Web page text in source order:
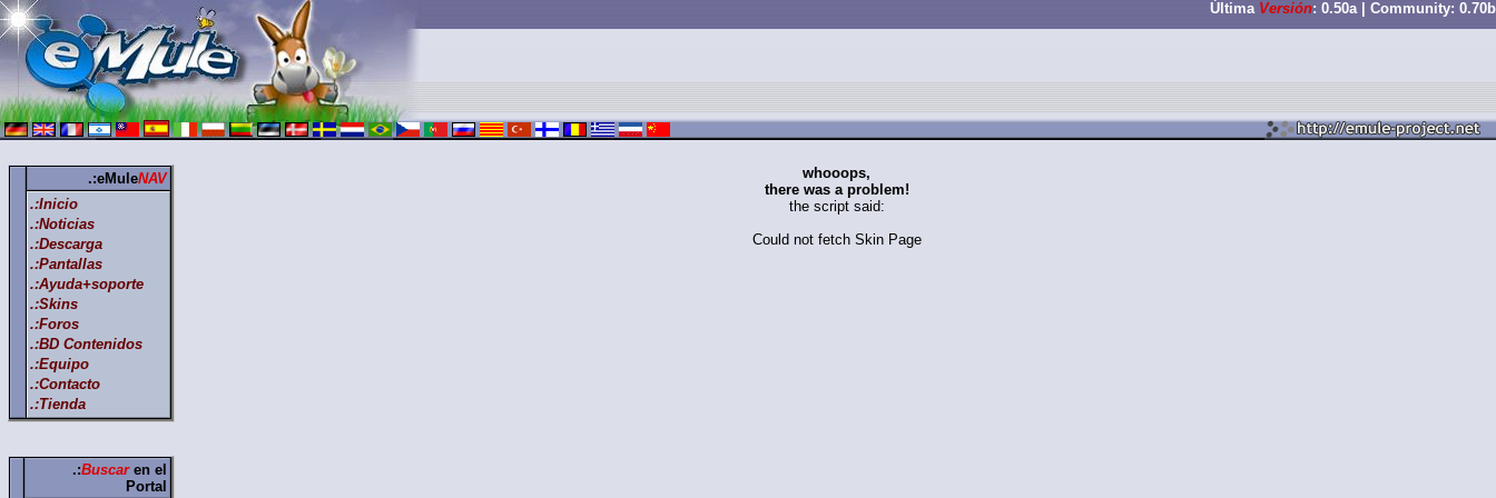
Última Versión: 0.50a | Community: 0.70b
.:eMuleNAV
.:Inicio
.:Noticias
.:Descarga
.:Pantallas
.:Ayuda+soporte
.:Skins
.:Foros
.:BD Contenidos
.:Equipo
.:Contacto
.:Tienda
.:Buscaren el
Portal
whooops,
there was a problem!
the script said:
Could not fetch Skin Page